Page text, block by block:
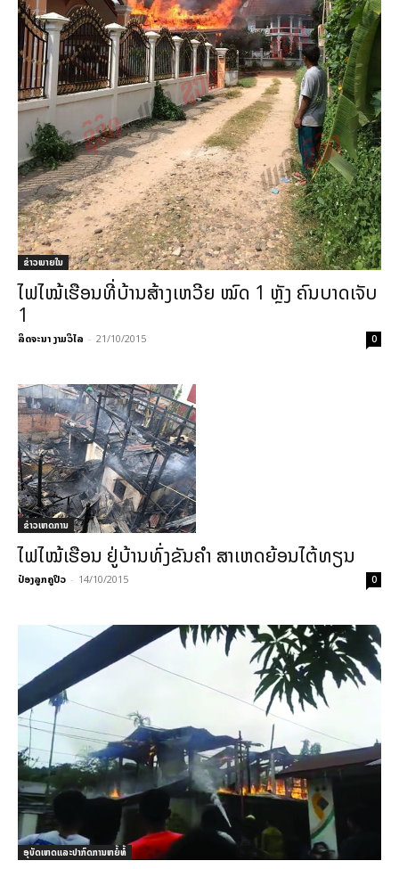
ຂ່າວພາຍ​ໃນ
ໄຟໄໝ້ເຮືອນທີ່ບ້ານສ້າງເຫວີຍ ໝົດ 1 ຫຼັງ ຄົນບາດເຈັບ
1
ລິດຈະນາ ງາມວິໄລ - 21/10/2015 0
ຂ່າວເຫດການ
ໄຟໄໝ້ເຮືອນ ຢູ່ບ້ານທົ່ງຂັນຄຳ ສາເຫດຍ້ອນໄຕ້ທຽນ
ປ໋ອງລູກຄູປິວ - 14/10/2015 0
ອຸບັດເຫດແລະປາກົດການຫຍໍ້ທໍ້